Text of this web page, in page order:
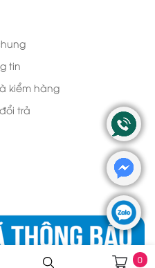
0
tin
kiểm hàng
trả